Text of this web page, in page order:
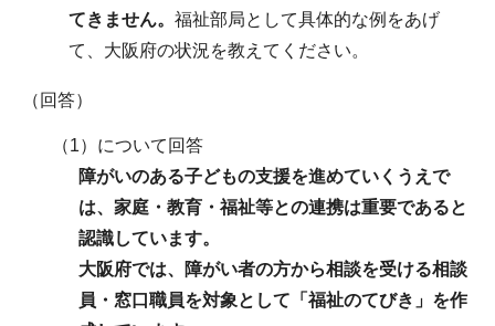
てきません。 福祉部局として具体的な例をあげ
て、大阪府の状況を教えてください。
（回答）
（1）について回答
障がいのある子どもの支援を進めていくうえで
は、家庭・教育・福祉等との連携は重要であると
認識しています。
大阪府では、障がい者の方から相談を受ける相談
員・窓口職員を対象として「福祉のてびき」を作